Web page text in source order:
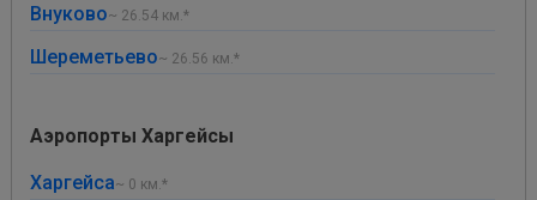
Внуково~ 26.54 км.*
Шереметьево~ 26.56 км.*
Аэропорты Харгейсы
Харгейса~ 0 км.*